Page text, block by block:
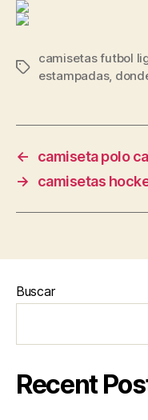
Etiquetas
camisetas futbol
estampadas,
←
camiseta polo
→
camisetas
Buscar
Recent